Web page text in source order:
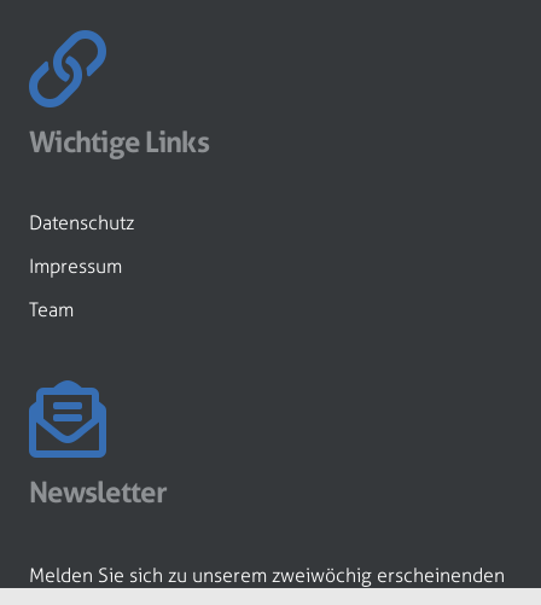
Wichtige Links
Datenschutz
Impressum
Team
Newsletter
Melden Sie sich zu unserem zweiwöchig erscheinenden